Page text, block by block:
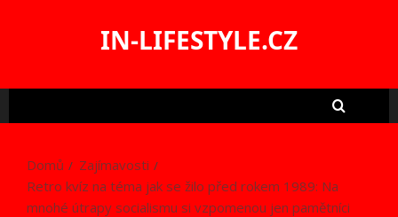
IN-LIFESTYLE.CZ
Domů
Zajímavosti
Retro kvíz na téma jak se žilo před rokem 1989: Na
mnohé útrapy socialismu si vzpomenou jen pamětníci